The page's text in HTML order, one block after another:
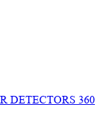
DETECTORS 360